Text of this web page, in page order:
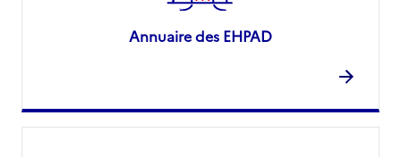
Voir la fiche
Mis à jour le : 30/04/2026
Annuaire des EHPAD